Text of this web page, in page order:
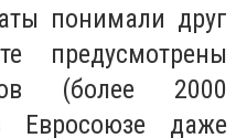
понимали друг
предусмотрены
(более 2000
Евросоюзе даже